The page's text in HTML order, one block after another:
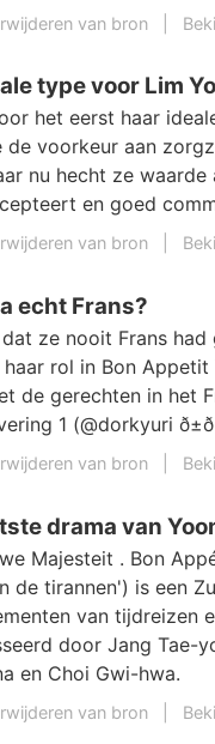
van bron
type voor Lim
het eerst haar ideale
voorkeur aan
nu hecht ze
en goed
van bron
echt Frans?
ze nooit Frans
rol in Bon Appetit
de gerechten in het
1 (@dorkyuri ð±ð
van bron
drama van
Majesteit . Bon
de tirannen') is een
van tijdreizen
door Jang Tae-
en Choi Gwi-hwa.
van bron